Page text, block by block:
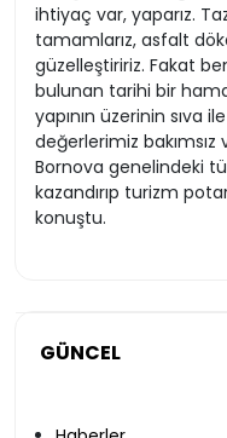
GÜNCEL
ihtiyaç var, yaparız.
tamamlarız, asfalt
güzelleştiririz. Fakat
bulunan tarihi bir
yapının üzerinin sıva
değerlerimiz
Bornova genelindeki
kazandırıp turizm
konuştu.